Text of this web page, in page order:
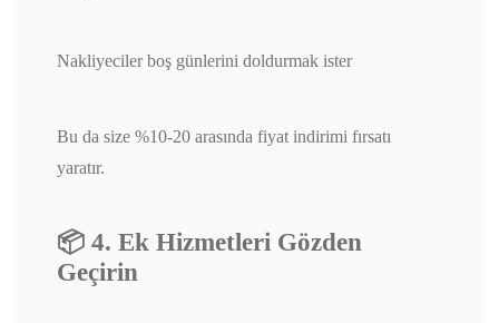
Nakliyeciler boş günlerini doldurmak ister
Bu da size %10-20 arasında fiyat indirimi fırsatı
yaratır.
📦 4. Ek Hizmetleri Gözden
Geçirin